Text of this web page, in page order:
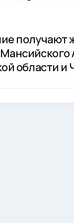
получают
области и